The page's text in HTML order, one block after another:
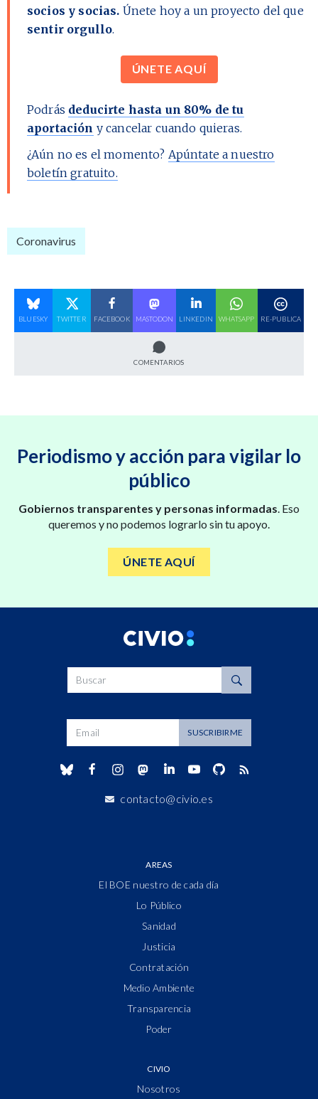
socios y socias. Únete hoy a un proyecto del que
sentir orgullo.
ÚNETE AQUÍ
Podrás deducirte hasta un 80% de tu
aportación y cancelar cuando quieras.
¿Aún no es el momento? Apúntate a nuestro
boletín gratuito.
Coronavirus
BLUESKY TWITTER FACEBOOK MASTODON LINKEDIN WHATSAPP RE-PUBLICA
COMENTARIOS
Periodismo y acción para vigilar lo
público
Gobiernos transparentes y personas informadas. Eso
queremos y no podemos lograrlo sin tu apoyo.
ÚNETE AQUÍ
Buscar
Dirección de correo SUSCRIBIRME
contacto@civio.es
AREAS
El BOE nuestro de cada día
Lo Público
Sanidad
Justicia
Contratación
Medio Ambiente
Transparencia
Poder
CIVIO
Nosotros